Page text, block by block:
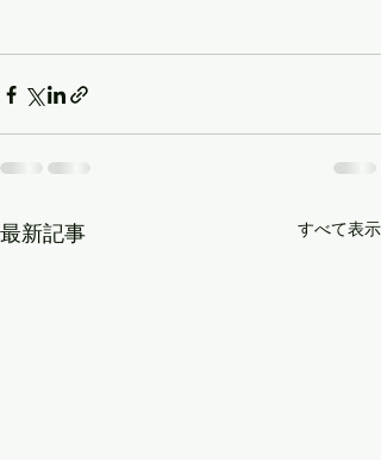
最新記事 すべて表示